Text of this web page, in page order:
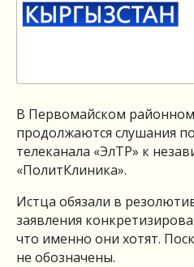
В Первомайском
продолжаются слушания по
телеканала «ЭлТР» к
«ПолитКлиника».
Истца обязали в
заявления
что именно они хотят.
не обозначены.